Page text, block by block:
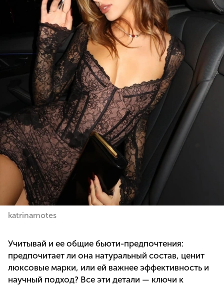
katrinamotes
Учитывай и ее общие бьюти-предпочтения:
предпочитает ли она натуральный состав, ценит
люксовые марки, или ей важнее эффективность и
научный подход? Все эти детали — ключи к